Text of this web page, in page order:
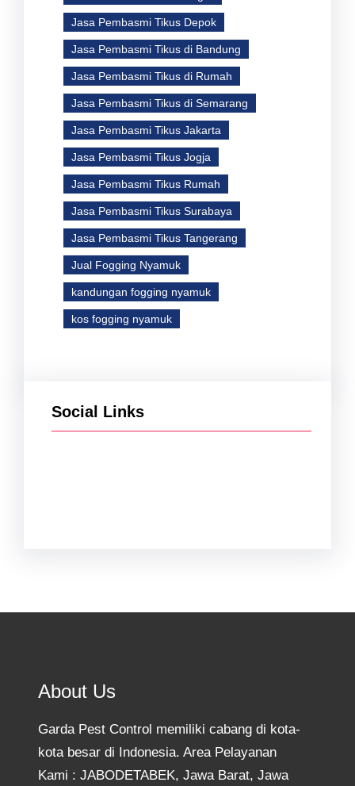
Jasa Pembasmi Tikus Depok
Jasa Pembasmi Tikus di Bandung
Jasa Pembasmi Tikus di Rumah
Jasa Pembasmi Tikus di Semarang
Jasa Pembasmi Tikus Jakarta
Jasa Pembasmi Tikus Jogja
Jasa Pembasmi Tikus Rumah
Jasa Pembasmi Tikus Surabaya
Jasa Pembasmi Tikus Tangerang
Jual Fogging Nyamuk
kandungan fogging nyamuk
kos fogging nyamuk
Social Links
About Us
Garda Pest Control memiliki cabang di kota-
kota besar di Indonesia. Area Pelayanan
Kami : JABODETABEK, Jawa Barat, Jawa